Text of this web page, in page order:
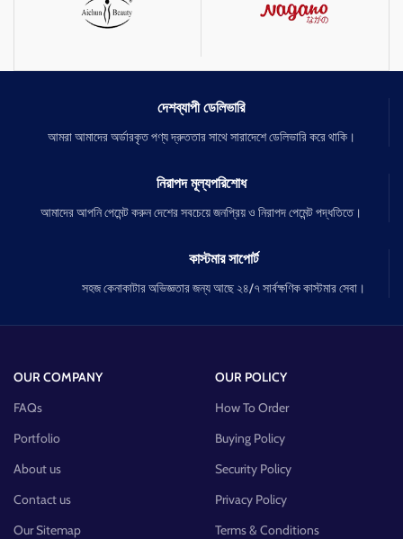
দেশব্যাপী ডেলিভারি
আমরা আমাদের অর্ডারকৃত পণ্য দ্রুততার সাথে সারাদেশে ডেলিভারি করে থাকি।
নিরাপদ মূল্যপরিশোধ
আমাদের আপনি পেমেন্ট করুন দেশের সবচেয়ে জনপ্রিয় ও নিরাপদ পেমেন্ট পদ্ধতিতে।
কাস্টমার সাপোর্ট
সহজ কেনাকাটার অভিজ্ঞতার জন্য আছে ২৪/৭ সার্বক্ষণিক কাস্টমার সেবা।
OUR COMPANY
FAQs
Portfolio
About us
Contact us
Our Sitemap
OUR POLICY
How To Order
Buying Policy
Security Policy
Privacy Policy
Terms & Conditions